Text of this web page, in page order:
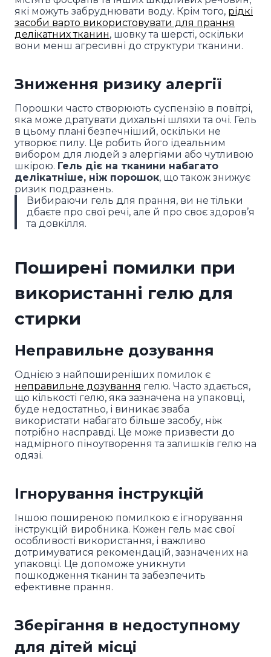
які можуть забруднювати воду. Крім того, рідкі
засоби варто використовувати для прання
делікатних тканин, шовку та шерсті, оскільки
вони менш агресивні до структури тканини.
Зниження ризику алергії
Порошки часто створюють суспензію в повітрі,
яка може дратувати дихальні шляхи та очі. Гель
в цьому плані безпечніший, оскільки не
утворює пилу. Це робить його ідеальним
вибором для людей з алергіями або чутливою
шкірою. Гель діє на тканини набагато
делікатніше, ніж порошок, що також знижує
ризик подразнень.
Вибираючи гель для прання, ви не тільки
дбаєте про свої речі, але й про своє здоров’я
та довкілля.
Поширені помилки при
використанні гелю для
стирки
Неправильне дозування
Однією з найпоширеніших помилок є
неправильне дозування гелю. Часто здається,
що кількості гелю, яка зазначена на упаковці,
буде недостатньо, і виникає зваба
використати набагато більше засобу, ніж
потрібно насправді. Це може призвести до
надмірного піноутворення та залишків гелю на
одязі.
Ігнорування інструкцій
Іншою поширеною помилкою є ігнорування
інструкцій виробника. Кожен гель має свої
особливості використання, і важливо
дотримуватися рекомендацій, зазначених на
упаковці. Це допоможе уникнути
пошкодження тканин та забезпечить
ефективне прання.
Зберігання в недоступному
для дітей місці